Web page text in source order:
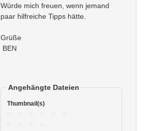
Würde mich freuen, wenn jemand
paar hilfreiche Tipps hätte.
Grüße
BEN
Angehängte Dateien
Thumbnail(s)